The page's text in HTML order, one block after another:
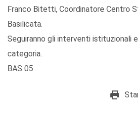
Franco Bitetti, Coordinatore Centro
Basilicata.
Seguiranno gli interventi istituzionali
categoria.
BAS 05